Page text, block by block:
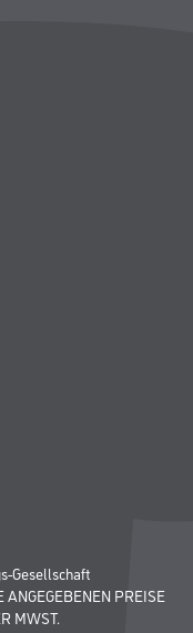
Gesellschaft
PREISE
MWST.